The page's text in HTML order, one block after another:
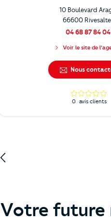
10 Boulevard
66600
04 68 87 84 04
Voir le site de
Nous
0 avis clients
Votre future